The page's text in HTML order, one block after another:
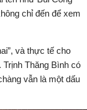
chỉ đến để xem
và thực tế cho
Thăng Bình có
vẫn là một dấu